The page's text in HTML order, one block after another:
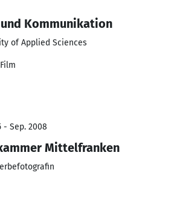
Kommunikation
of Applied Sciences
- Sep. 2008
Mittelfranken